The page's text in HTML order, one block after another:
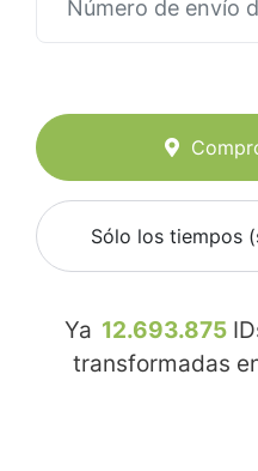
Sólo los tiempos
Ya 12.693.875
transformadas